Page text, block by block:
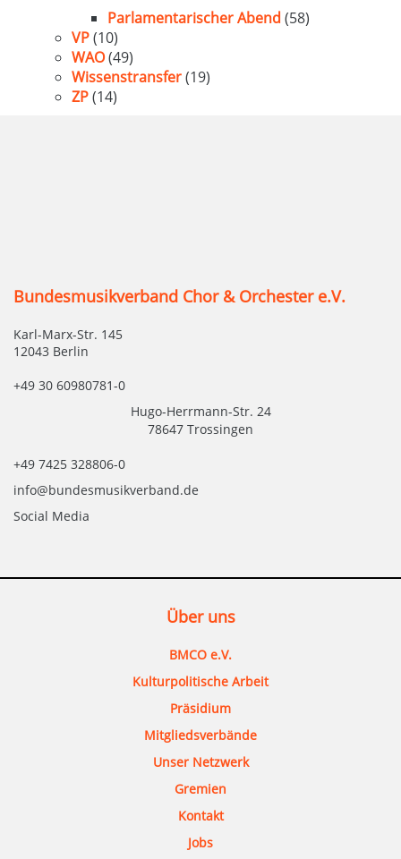
Parlamentarischer Abend (58)
VP(10)
WAO(49)
Wissenstransfer(19)
ZP(14)
Bundesmusikverband Chor & Orchester e.V.
Karl-Marx-Str. 145
12043 Berlin
+49 30 60980781-0
Hugo-Herrmann-Str. 24
78647 Trossingen
+49 7425 328806-0
info@bundesmusikverband.de
Social Media
Über uns
BMCO e.V.
Kulturpolitische Arbeit
Präsidium
Mitgliedsverbände
Unser Netzwerk
Gremien
Kontakt
Jobs